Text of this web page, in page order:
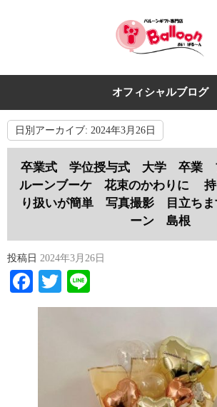
オフィシャルブログ
日別アーカイブ: 2024年3月26日
卒業式 学位授与式 大学 卒業
ルーンブーケ 花束のかわりに
り扱いが簡単 写真撮影 目立ち
ーン 島根
投稿日 2024年3月26日
Facebook
Twitter